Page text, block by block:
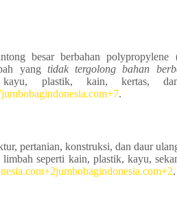
besar berbahan polypropylene
yang tidak tergolong bahan
plastik, kain, kertas,
.
pertanian, konstruksi, dan daur
seperti kain, plastik, kayu,
.